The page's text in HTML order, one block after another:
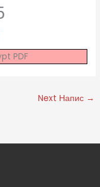
PDF
Next Напис →